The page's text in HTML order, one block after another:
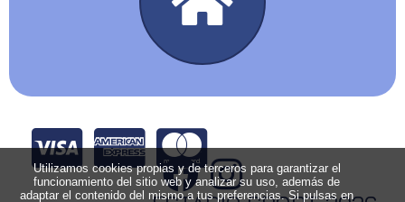
Utilizamos cookies propias y de terceros para garantizar el
funcionamiento del sitio web y analizar su uso, además de
adaptar el contenido del mismo a tus preferencias. Si pulsas en